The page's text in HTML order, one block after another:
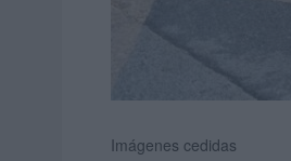
Imágenes cedidas